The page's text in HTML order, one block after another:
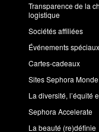
Transparence de la
logistique
Sociétés affiliées
Événements
Cartes-cadeaux
Sites Sephora Monde
La diversité, l’équité
Sephora Accelerate
La beauté (re)définie